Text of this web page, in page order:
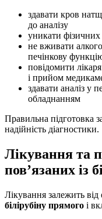
здавати кров
до аналізу
уникати
не вживати
печінкову
повідомити
і прийом
здавати аналіз у
обладнанням
Правильна підготовка
надійність діагностики.
Лікування та
пов’язаних із
Лікування залежить
білірубіну прямого і